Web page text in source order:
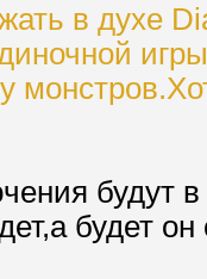
в духе
будут
будет